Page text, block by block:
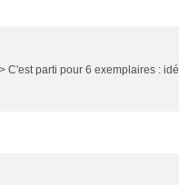
C'est parti pour 6 exemplaires :